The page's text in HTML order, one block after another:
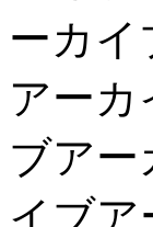
ーカ
アー
ブア
イブ